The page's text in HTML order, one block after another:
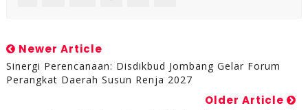
Newer Article
Sinergi Perencanaan: Disdikbud Jombang Gelar Forum
Perangkat Daerah Susun Renja 2027
Older Article